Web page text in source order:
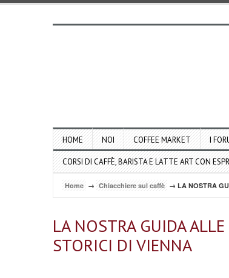
HOME NOI COFFEE MARKET I
CORSI DI CAFFÈ, BARISTA E LATTE ART CON
Home → Chiacchiere sul caffè → LA NOSTRA
LA NOSTRA GUIDA ALLE
STORICI DI VIENNA